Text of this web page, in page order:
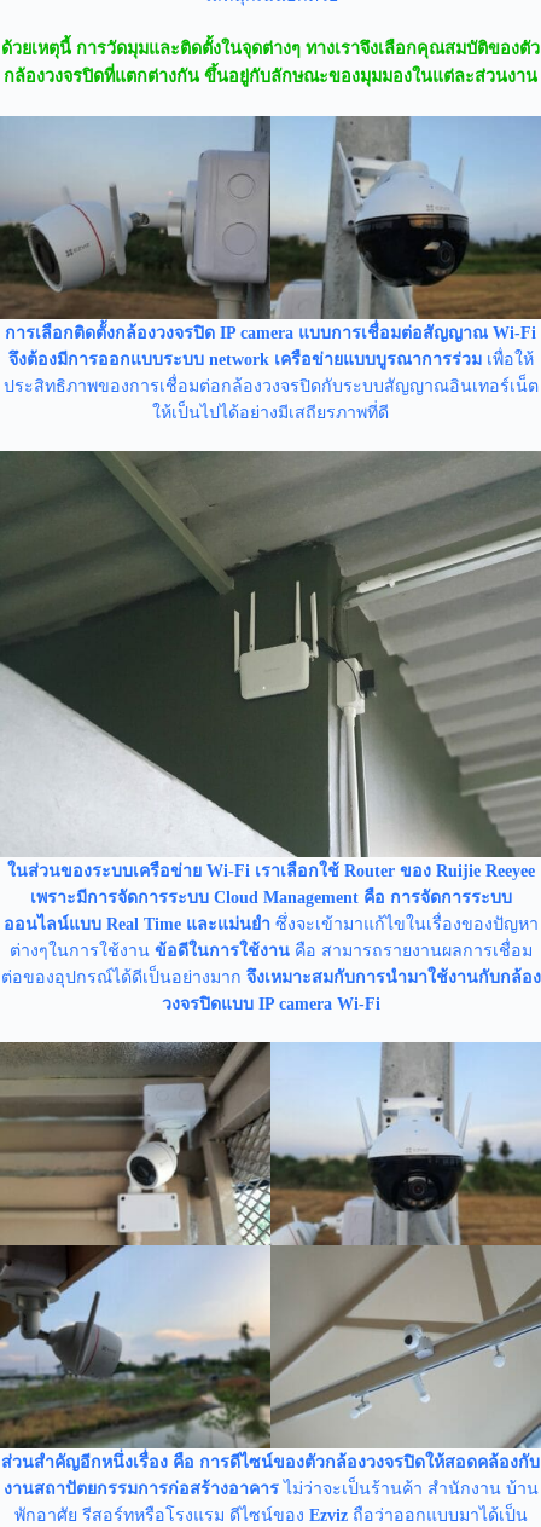
ด้วยเหตุนี้ การวัดมุมและติดตั้งในจุดต่างๆ ทางเราจึงเลือกคุณสมบัติของตัว
กล้องวงจรปิดที่แตกต่างกัน ขึ้นอยู่กับลักษณะของมุมมองในแต่ละส่วนงาน
การเลือกติดตั้งกล้องวงจรปิด IP camera แบบการเชื่อมต่อสัญญาณ Wi-Fi
จึงต้องมีการออกแบบระบบ network เครือข่ายแบบบูรณาการร่วมเพื่อให้
ประสิทธิภาพของการเชื่อมต่อกล้องวงจรปิดกับระบบสัญญาณอินเทอร์เน็ต
ให้เป็นไปได้อย่างมีเสถียรภาพที่ดี
ในส่วนของระบบเครือข่าย Wi-Fi เราเลือกใช้ Router ของ Ruijie Reeyee
เพราะมีการจัดการระบบ Cloud Management คือ การจัดการระบบ
ออนไลน์แบบ Real Time และแม่นยำซึ่งจะเข้ามาแก้ไขในเรื่องของปัญหา
ต่างๆในการใช้งาน ข้อดีในการใช้งานคือ สามารถรายงานผลการเชื่อม
ต่อของอุปกรณ์ได้ดีเป็นอย่างมาก จึงเหมาะสมกับการนำมาใช้งานกับกล้อง
วงจรปิดแบบ IP camera Wi-Fi
ส่วนสำคัญอีกหนึ่งเรื่อง คือ การดีไซน์ของตัวกล้องวงจรปิดให้สอดคล้องกับ
งานสถาปัตยกรรมการก่อสร้างอาคารไม่ว่าจะเป็นร้านค้า สำนักงาน บ้าน
พักอาศัย รีสอร์ทหรือโรงแรม ดีไซน์ของ Ezvizถือว่าออกแบบมาได้เป็น